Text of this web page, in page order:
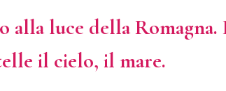
alla luce della
il cielo, il mare.